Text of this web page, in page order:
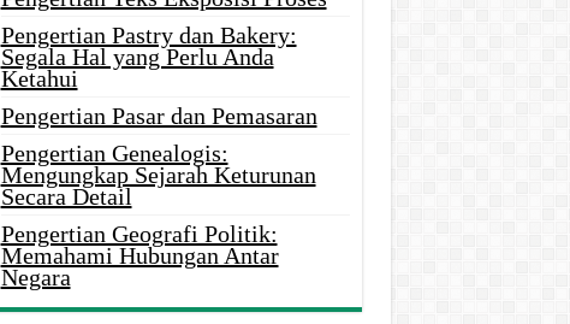
Pengertian Pastry dan Bakery:
Segala Hal yang Perlu Anda
Ketahui
Pengertian Pasar dan Pemasaran
Pengertian Genealogis:
Mengungkap Sejarah Keturunan
Secara Detail
Pengertian Geografi Politik:
Memahami Hubungan Antar
Negara